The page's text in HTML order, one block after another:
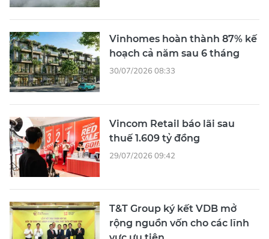
Vinhomes hoàn thành 87% kế
hoạch cả năm sau 6 tháng
30/07/2026 08:33
Vincom Retail báo lãi sau
thuế 1.609 tỷ đồng
29/07/2026 09:42
T&T Group ký kết VDB mở
rộng nguồn vốn cho các lĩnh